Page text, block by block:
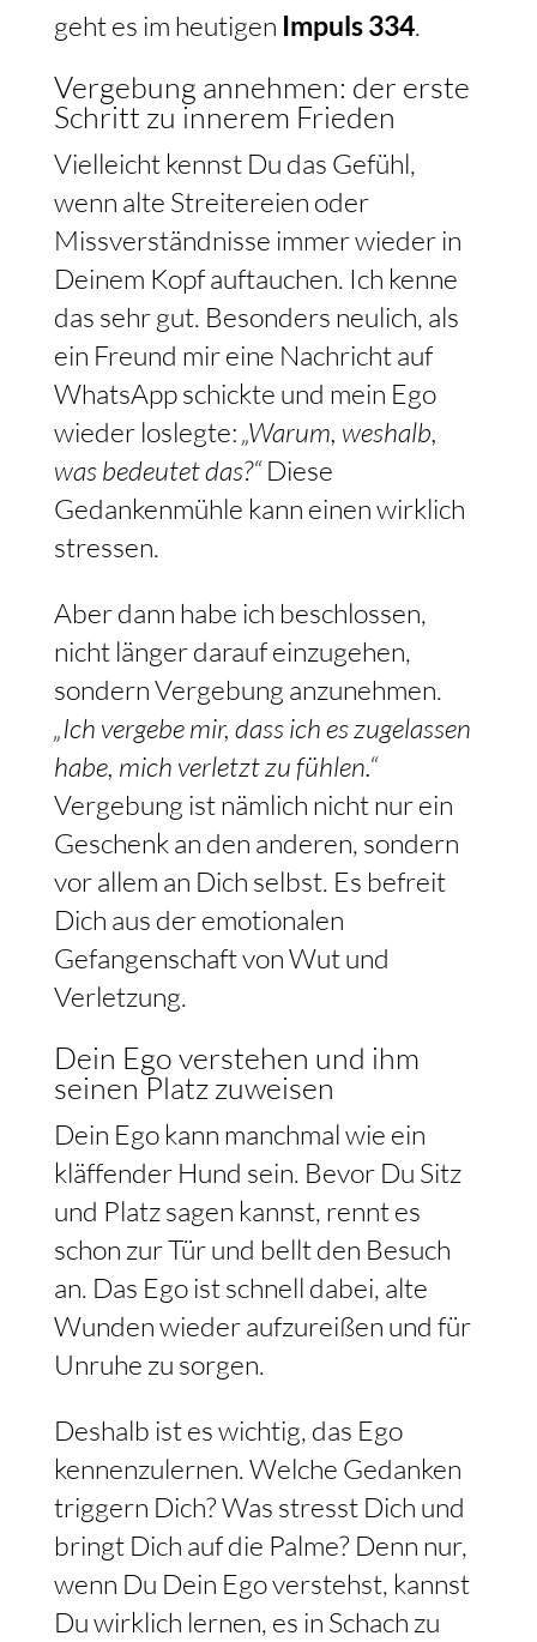
geht es im heutigen Impuls 334.
Vergebung annehmen: der erste
Schritt zu innerem Frieden
Vielleicht kennst Du das Gefühl,
wenn alte Streitereien oder
Missverständnisse immer wieder in
Deinem Kopf auftauchen. Ich kenne
das sehr gut. Besonders neulich, als
ein Freund mir eine Nachricht auf
WhatsApp schickte und mein Ego
wieder loslegte:„Warum, weshalb,
was bedeutet das?“Diese
Gedankenmühle kann einen wirklich
stressen.
Aber dann habe ich beschlossen,
nicht länger darauf einzugehen,
„Ich vergebe mir, dass ich es zugelassen
habe, mich verletzt zu fühlen.“
Vergebung ist nämlich nicht nur ein
Geschenk an den anderen, sondern
vor allem an Dich selbst. Es befreit
Dich aus der emotionalen
Gefangenschaft von Wut und
Verletzung.
Dein Ego verstehen und ihm
seinen Platz zuweisen
Dein Ego kann manchmal wie ein
kläffender Hund sein. Bevor Du Sitz
und Platz sagen kannst, rennt es
schon zur Tür und bellt den Besuch
an. Das Ego ist schnell dabei, alte
Wunden wieder aufzureißen und für
Unruhe zu sorgen.
Deshalb ist es wichtig, das Ego
kennenzulernen. Welche Gedanken
triggern Dich? Was stresst Dich und
bringt Dich auf die Palme? Denn nur,
wenn Du Dein Ego verstehst, kannst
Du wirklich lernen, es in Schach zu